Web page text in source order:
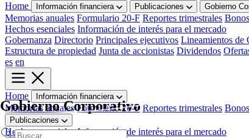
Home Información financiera Publicaciones Gobierno
Memorias anuales Formulario 20-F Reportes trimestrales Bonos
Hechos esenciales Información de interés para el mercado
Gobernanza Directorio Principales ejecutivos Lineamientos de
Estructura de propiedad Junta de accionistas Dividendos
es en
Home Información financiera
Memorias anuales Formulario 20-F Reportes trimestrales Bonos
Publicaciones
Hechos esenciales Información de interés para el mercado
Gobierno Corporativo